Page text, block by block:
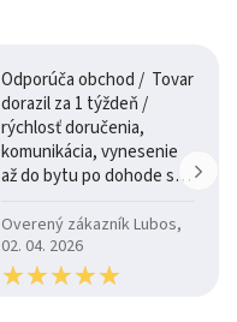
Odporúča obchod / Tovar
dorazil za 1 týždeň /
rýchlosť doručenia,
komunikácia, vynesenie
až do bytu po dohode so
Overený zákazník Lubos,
02. 04. 2026
★★★★★
★★★★★